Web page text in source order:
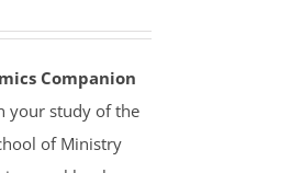
Companion
your study of the
of Ministry